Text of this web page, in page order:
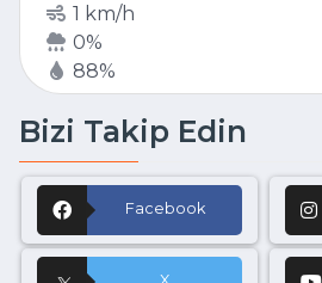
1 km/h
0%
88%
Bizi Takip Edin
Facebook